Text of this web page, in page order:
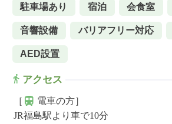
駐車場あり 宿泊 会食室
音響設備 バリアフリー対応
AED設置
アクセス
［
電車の方］
JR福島駅より車で10分